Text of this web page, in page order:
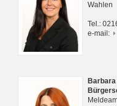
Wahlen
Tel.:
e-mail: